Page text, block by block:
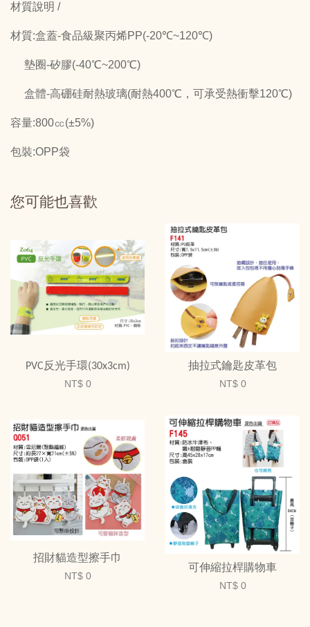
材質說明 /
材質:盒蓋-食品級聚丙烯PP(-20℃~120℃)
墊圈-矽膠(-40℃~200℃)
盒體-高硼硅耐熱玻璃(耐熱400℃，可承受熱衝擊120℃)
容量:800㏄(±5%)
包裝:OPP袋
您可能也喜歡
PVC反光手環(30x3cm)
NT$ 0
抽拉式鑰匙皮革包
NT$ 0
招財貓造型擦手巾
NT$ 0
可伸縮拉桿購物車
NT$ 0